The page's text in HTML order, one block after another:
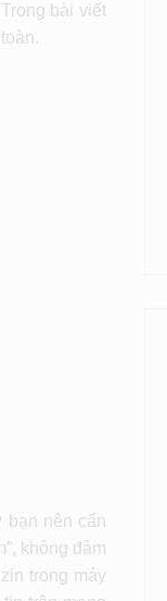
bài viết
bạn nên cẩn
không đảm
trong máy